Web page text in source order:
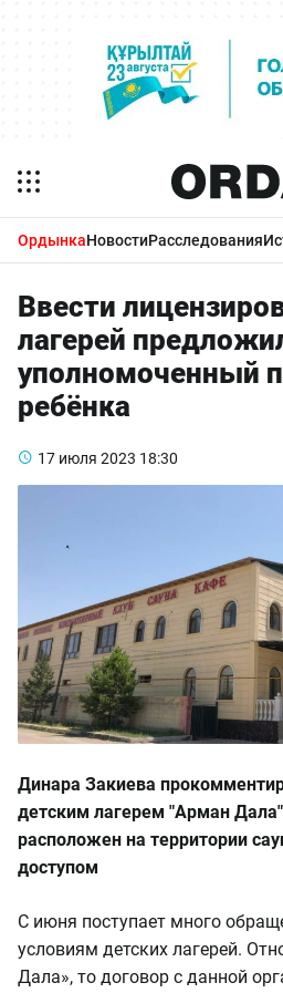
ОрдынкаНовостиРасследования
Ввести
лагерей
уполномоченный
ребёнка
17 июля 2023 18:30
Динара Закиева
детским лагерем "Арман
расположен на территории
доступом
С июня поступает много
условиям детских лагерей.
Дала», то договор с данной